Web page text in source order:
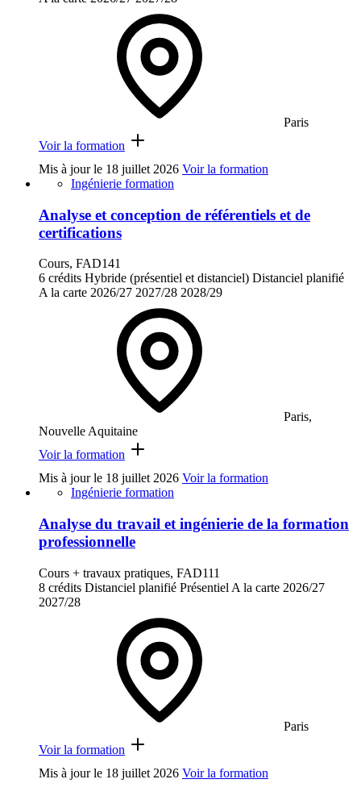
Paris
Voir la formation
Mis à jour le 18 juillet 2026 Voir la formation
Ingénierie formation
Analyse et conception de référentiels et de
certifications
Cours, FAD141
6 crédits Hybride (présentiel et distanciel) Distanciel planifié
A la carte 2026/27 2027/28 2028/29
Paris,
Nouvelle Aquitaine
Voir la formation
Mis à jour le 18 juillet 2026 Voir la formation
Ingénierie formation
Analyse du travail et ingénierie de la formation
professionnelle
Cours + travaux pratiques, FAD111
8 crédits Distanciel planifié Présentiel A la carte 2026/27
2027/28
Paris
Voir la formation
Mis à jour le 18 juillet 2026 Voir la formation